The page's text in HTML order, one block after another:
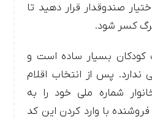
صندوقدار قرار دهید تا
کسر شود.
کودکان بسیار ساده است و
ندارد. پس از انتخاب اقلام
شماره ملی خود را به
با وارد کردن این کد